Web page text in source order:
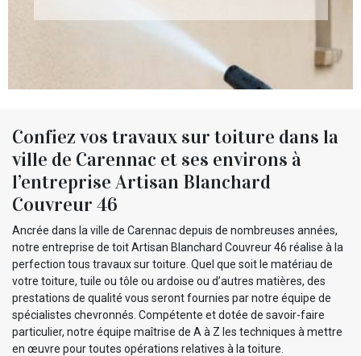
Confiez vos travaux sur toiture dans la
ville de Carennac et ses environs à
l’entreprise Artisan Blanchard
Couvreur 46
Ancrée dans la ville de Carennac depuis de nombreuses années,
notre entreprise de toit Artisan Blanchard Couvreur 46 réalise à la
perfection tous travaux sur toiture. Quel que soit le matériau de
votre toiture, tuile ou tôle ou ardoise ou d’autres matières, des
prestations de qualité vous seront fournies par notre équipe de
spécialistes chevronnés. Compétente et dotée de savoir-faire
particulier, notre équipe maîtrise de A à Z les techniques à mettre
en œuvre pour toutes opérations relatives à la toiture.